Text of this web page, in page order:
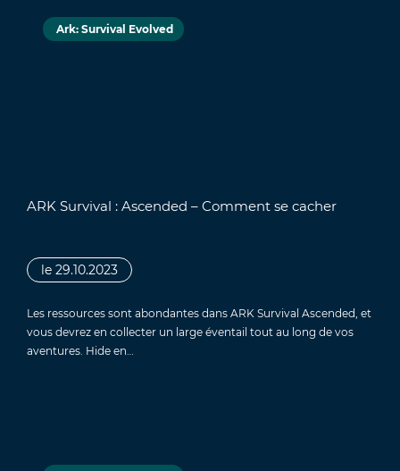
Ark: Survival Evolved
ARK Survival : Ascended – Comment se cacher
le 29.10.2023
Les ressources sont abondantes dans ARK Survival Ascended, et
vous devrez en collecter un large éventail tout au long de vos
aventures. Hide en…